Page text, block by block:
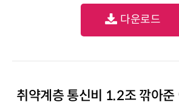
다운로드
취약계층 통신비 1.2조 깎아